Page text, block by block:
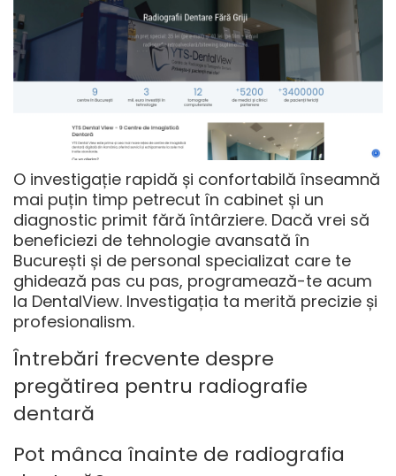
O investigație rapidă și confortabilă înseamnă
mai puțin timp petrecut în cabinet și un
diagnostic primit fără întârziere. Dacă vrei să
beneficiezi de tehnologie avansată în
București și de personal specializat care te
ghidează pas cu pas, programează-te acum
la DentalView. Investigația ta merită precizie și
profesionalism.
Întrebări frecvente despre
pregătirea pentru radiografie
dentară
Pot mânca înainte de radiografia